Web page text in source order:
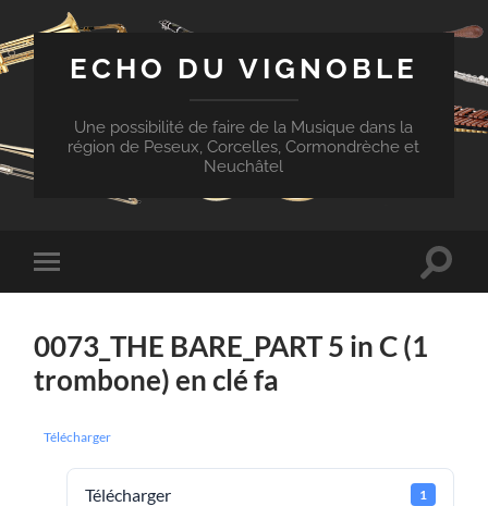
ECHO DU VIGNOBLE
Une possibilité de faire de la Musique dans la
région de Peseux, Corcelles, Cormondrèche et
Neuchâtel
Toggle
mobile
Toggle
0073_THE BARE_PART 5 in C (1
trombone) en clé fa
Télécharger
Télécharger 1